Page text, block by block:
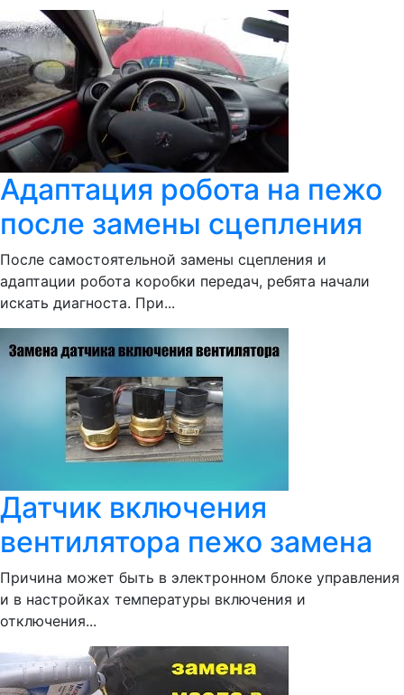
Адаптация робота на пежо
после замены сцепления
После самостоятельной замены сцепления и
адаптации робота коробки передач, ребята начали
искать диагноста. При...
Датчик включения
вентилятора пежо замена
Причина может быть в электронном блоке управления
и в настройках температуры включения и
отключения...